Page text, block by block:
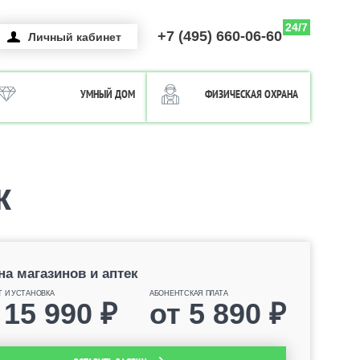
Личный кабинет +7 (495) 660-06-60
24/7
УМНЫЙ ДОМ ФИЗИЧЕСКАЯ ОХРАНА
магазинов и аптек
И УСТАНОВКА
15 990 ₽
АБОНЕНТСКАЯ ПЛАТА
от 5 890 ₽